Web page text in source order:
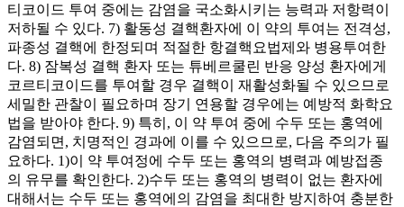
티코이드 투여 중에는 감염을 국소화시키는 능력과 저항력이
저하될 수 있다. 7) 활동성 결핵환자에 이 약의 투여는 전격성,
파종성 결핵에 한정되며 적절한 항결핵요법제와 병용투여한
다. 8) 잠복성 결핵 환자 또는 튜베르쿨린 반응 양성 환자에게
코르티코이드를 투여할 경우 결핵이 재활성화될 수 있으므로
세밀한 관찰이 필요하며 장기 연용할 경우에는 예방적 화학요
법을 받아야 한다. 9) 특히, 이 약 투여 중에 수두 또는 홍역에
감염되면, 치명적인 경과에 이를 수 있으므로, 다음 주의가 필
요하다. 1)이 약 투여정에 수두 또는 홍역의 병력과 예방접종
의 유무를 확인한다. 2)수두 또는 홍역의 병력이 없는 환자에
대해서는 수두 또는 홍역에의 감염을 최대한 방지하여 충분한